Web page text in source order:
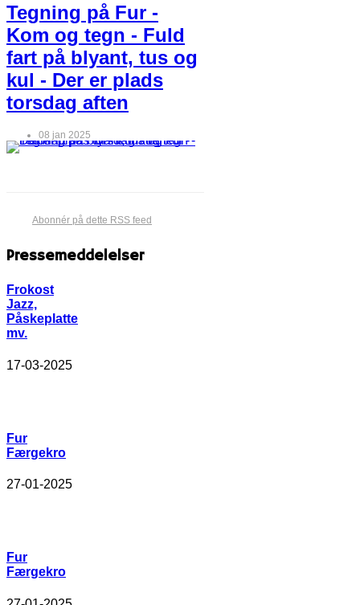
Tegning på Fur -
Kom og tegn - Fuld
fart på blyant, tus og
kul - Der er plads
torsdag aften
08 jan 2025
Abonnér på dette RSS feed
Pressemeddelelser
Frokost
Jazz,
Påskeplatte
mv.
17-03-2025
Fur
Færgekro
27-01-2025
Fur
Færgekro